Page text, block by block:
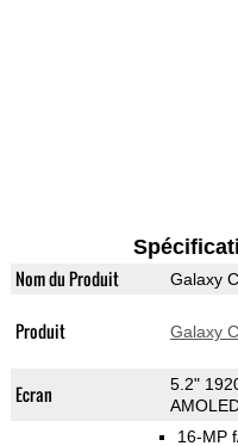
Nom du Produit Galaxy
Produit Galaxy
Ecran
5.2"
16-MP